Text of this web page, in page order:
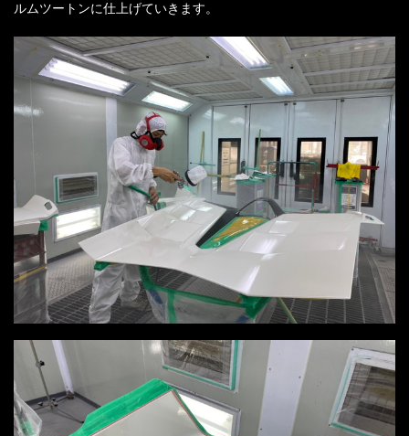
ルムツートンに仕上げていきます。